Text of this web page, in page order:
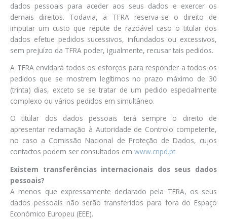
dados pessoais para aceder aos seus dados e exercer os
demais direitos. Todavia, a TFRA reserva-se o direito de
imputar um custo que repute de razoável caso o titular dos
dados efetue pedidos sucessivos, infundados ou excessivos,
sem prejuízo da TFRA poder, igualmente, recusar tais pedidos.
A TFRA envidará todos os esforços para responder a todos os
pedidos que se mostrem legítimos no prazo máximo de 30
(trinta) dias, exceto se se tratar de um pedido especialmente
complexo ou vários pedidos em simultâneo.
O titular dos dados pessoais terá sempre o direito de
apresentar reclamação à Autoridade de Controlo competente,
no caso a Comissão Nacional de Proteção de Dados, cujos
contactos podem ser consultados em www.cnpd.pt
Existem transferências internacionais dos seus dados
pessoais?
A menos que expressamente declarado pela TFRA, os seus
dados pessoais não serão transferidos para fora do Espaço
Económico Europeu (EEE).